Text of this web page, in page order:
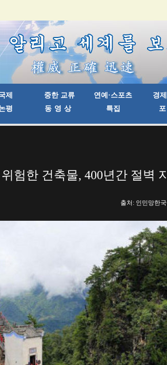
험한 건축물, 400년간 절벽
출처: 인민망한국